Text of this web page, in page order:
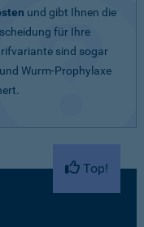
und gibt Ihnen die
für Ihre
sind sogar
Wurm-Prophylaxe
Top!